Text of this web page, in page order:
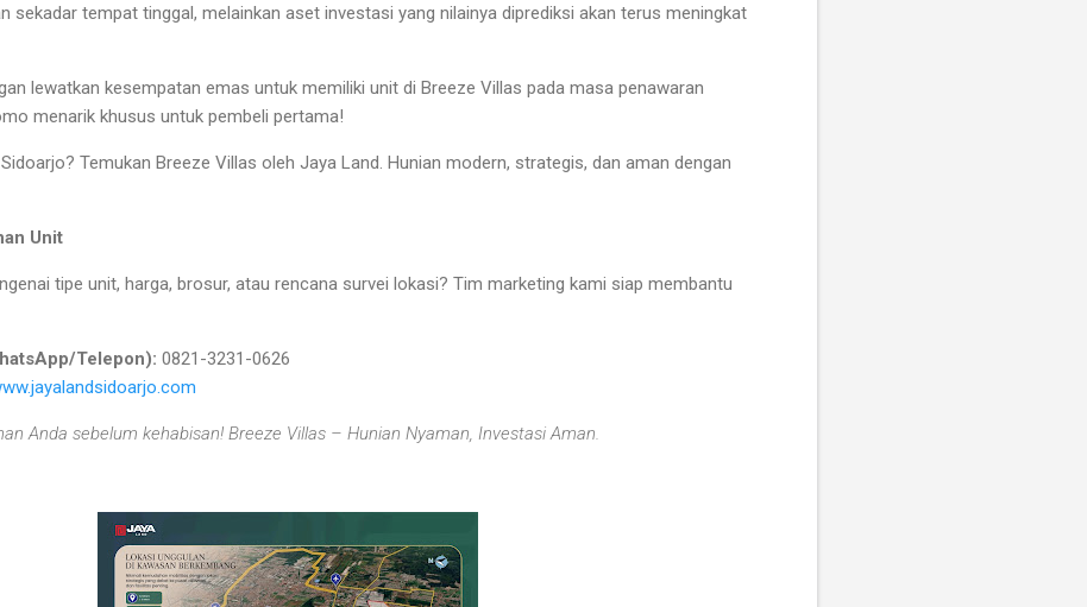
sekadar tempat tinggal, melainkan aset investasi yang nilainya diprediksi akan terus meningkat
lewatkan kesempatan emas untuk memiliki unit di Breeze Villas pada masa penawaran
menarik khusus untuk pembeli pertama!
Temukan Breeze Villas oleh Jaya Land. Hunian modern, strategis, dan aman dengan
Unit
tipe unit, harga, brosur, atau rencana survei lokasi? Tim marketing kami siap membantu
Telepon): 0821-3231-0626
Anda sebelum kehabisan! Breeze Villas – Hunian Nyaman, Investasi Aman.